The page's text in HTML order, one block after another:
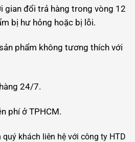
gian đổi trả hàng trong vòng 12
bị hư hỏng hoặc bị lỗi.
phẩm không tương thích với
24/7.
phí ở TPHCM.
khách liên hệ với công ty HTD